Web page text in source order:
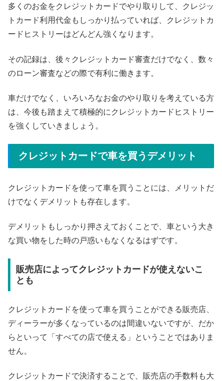
多くのお金をクレジットカードでやり取りして、クレジッ
トカード利用代金もしっかり払っていれば、クレジットカ
ードヒストリーはどんどん強くなります。
その記録は、後々クレジットカード審査だけでなく、数々
のローン審査などの際で有利に働きます。
車だけでなく、いろいろなお金のやり取りを考えている方
は、今後も踏まえて積極的にクレジットカードヒストリー
を強くしていきましょう。
クレジットカードで車を買うデメリット
クレジットカードを使って車を買うことには、メリットだ
けでなくデメリットも存在します。
デメリットもしっかり押さえておくことで、車という大き
な買い物をした時の戸惑いもなくなるはずです。
販売店によってクレジットカードが使えないこ
とも
クレジットカードを使って車を買うことができる販売店、
ディーラーが多くなっているのは間違いないですが、だか
らといって「すべての店で使える」ということではありま
せん。
クレジットカードで決済することで、販売店の手数料も大